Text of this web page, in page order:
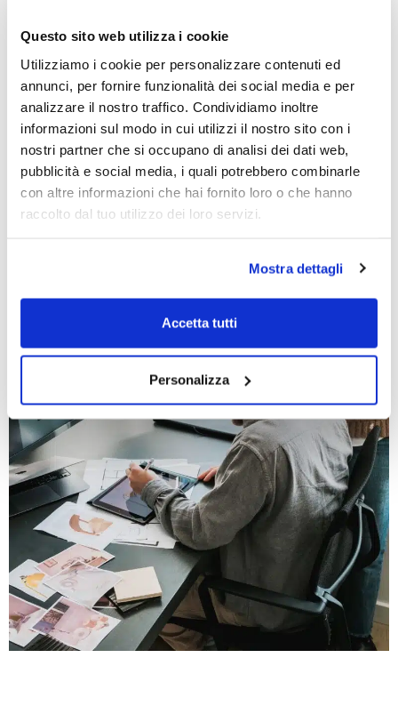
Questo sito web utilizza i cookie
Utilizziamo i cookie per personalizzare contenuti ed
annunci, per fornire funzionalità dei social media e per
analizzare il nostro traffico. Condividiamo inoltre
informazioni sul modo in cui utilizzi il nostro sito con i
nostri partner che si occupano di analisi dei dati web,
pubblicità e social media, i quali potrebbero combinarle
con altre informazioni che hai fornito loro o che hanno
raccolto dal tuo utilizzo dei loro servizi.
Mostra dettagli
Accetta tutti
Personalizza
Assistenza Post-Vendita
Saremo sempre disponibili in fase di post vendita
con un supporto diretto dai costruttori, potrai
sempre contare su Gedal, anche dopo molti
anni.